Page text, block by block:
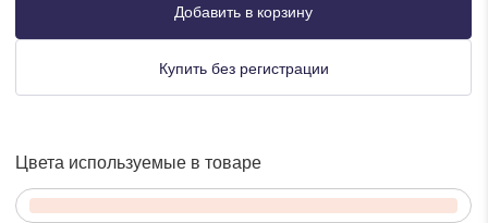
Добавить в корзину
Купить без регистрации
Цвета используемые в товаре